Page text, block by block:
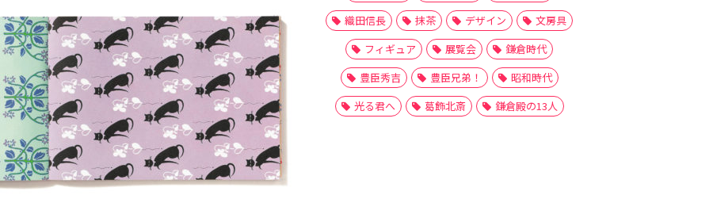
織田信長
抹茶 デザイン
文房具
フィギュア
展覧会
鎌倉時代
豊臣秀吉
豊臣兄弟！
昭和時代
光る君へ
葛飾北斎 鎌倉殿の13人